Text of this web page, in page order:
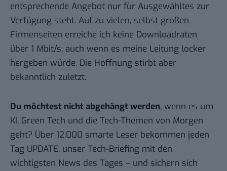
entsprechende Angebot nur für Ausgewähltes zur
Verfügung steht. Auf zu vielen, selbst großen
Firmenseiten erreiche ich keine Downloadraten
über 1 Mbit/s, auch wenn es meine Leitung locker
hergeben würde. Die Hoffnung stirbt aber
bekanntlich zuletzt.
Du möchtest nicht abgehängt werden, wenn es um
KI, Green Tech und die Tech-Themen von Morgen
geht? Über 12.000 smarte Leser bekommen jeden
Tag UPDATE, unser Tech-Briefing mit den
wichtigsten News des Tages – und sichern sich